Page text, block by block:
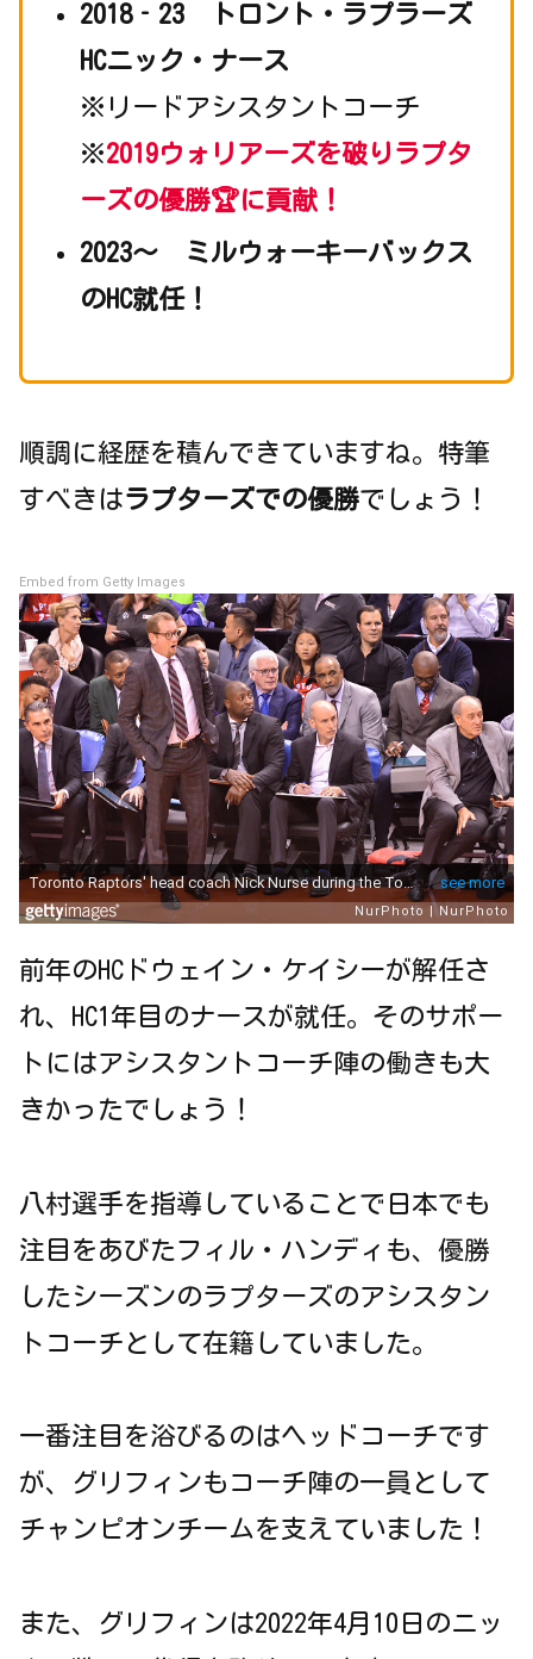
2018‐23 トロント・ラプラーズ
HCニック・ナース
※リードアシスタントコーチ
※2019ウォリアーズを破りラプタ
ーズの優勝🏆に貢献！
2023～ ミルウォーキーバックス
のHC就任！
順調に経歴を積んできていますね。特筆
すべきはラプターズでの優勝でしょう！
Embed from Getty Images
前年のHCドウェイン・ケイシーが解任さ
れ、HC1年目のナースが就任。そのサポー
トにはアシスタントコーチ陣の働きも大
きかったでしょう！
八村選手を指導していることで日本でも
注目をあびたフィル・ハンディも、優勝
したシーズンのラプターズのアシスタン
トコーチとして在籍していました。
一番注目を浴びるのはヘッドコーチです
が、グリフィンもコーチ陣の一員として
チャンピオンチームを支えていました！
また、グリフィンは2022年4月10日のニッ